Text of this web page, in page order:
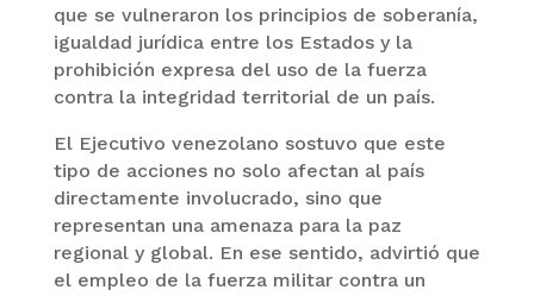
que se vulneraron los principios de soberanía,
igualdad jurídica entre los Estados y la
prohibición expresa del uso de la fuerza
contra la integridad territorial de un país.
El Ejecutivo venezolano sostuvo que este
tipo de acciones no solo afectan al país
directamente involucrado, sino que
representan una amenaza para la paz
regional y global. En ese sentido, advirtió que
el empleo de la fuerza militar contra un